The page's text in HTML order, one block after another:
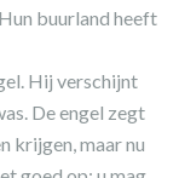
buurland heeft
Hij verschijnt
De engel zegt
krijgen, maar nu